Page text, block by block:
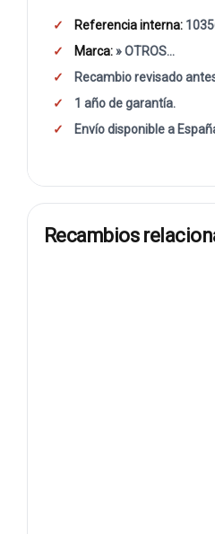
Referencia interna:
Marca:» OTROS...
Recambio revisado
1 año de garantía.
Envío disponible a
Recambios